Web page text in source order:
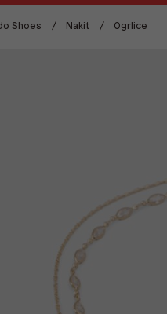
Shoes Nakit Ogrlice